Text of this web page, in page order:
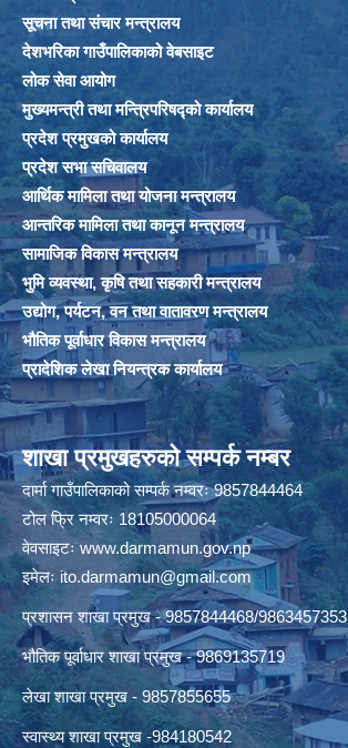
सूचना तथा संचार मन्त्रालय
देशभरिका गाउँपालिकाको वेबसाइट
लोक सेवा आयोग
मुख्यमन्त्री तथा मन्त्रिपरिषद्को कार्यालय
प्रदेश प्रमुखको कार्यालय
प्रदेश सभा सचिवालय
आर्थिक मामिला तथा योजना मन्त्रालय
आन्तरिक मामिला तथा कानून मन्त्रालय
सामाजिक विकास मन्त्रालय
भुमि व्यवस्था, कृषि तथा सहकारी मन्त्रालय
उद्योग, पर्यटन, वन तथा वातावरण मन्त्रालय
भौतिक पूर्वाधार विकास मन्त्रालय
प्रादेशिक लेखा नियन्त्रक कार्यालय
शाखा प्रमुखहरुको सम्पर्क नम्बर
दार्मा गाउँपालिकाको सम्पर्क नम्वरः 9857844464
टोल फ्रि नम्वरः 18105000064
वेवसाइटःwww.darmamun.gov.np
इमेलःito.darmamun@gmail.com
प्रशासन शाखा प्रमुख - 9857844468/9863457353
भौतिक पूर्वाधार शाखा प्रमुख - 9869135719
लेखा शाखा प्रमुख - 9857855655
स्वास्थ्य शाखा प्रमुख -984180542